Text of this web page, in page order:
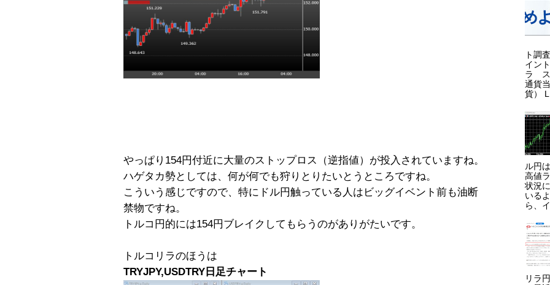
やっぱり154円付近に大量のストップロス（逆指値）が投入されていますね。
ハゲタカ勢としては、何が何でも狩りとりたいとうところですね。
こういう感じですので、特にドル円触っている人はビッグイベント前も油断
禁物ですね。
トルコ円的には154円ブレイクしてもらうのがありがたいです。
トルコリラのほうは
TRYJPY,USDTRY日足チャート
ト調
イン
ラ ス
通貨
貨）
ル円
高値
状況
いる
ら、
リラ